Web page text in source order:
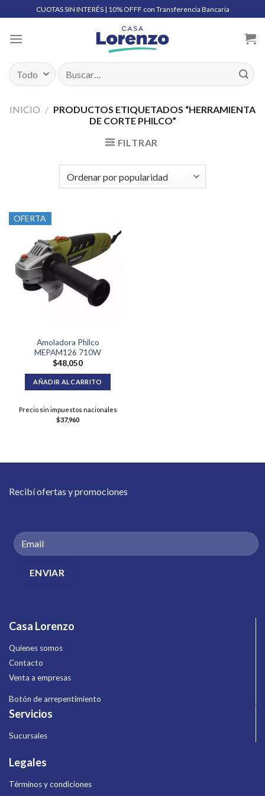
to
content
CUOTAS SIN INTERÉS | 10% OFFF con Transferencia Bancaria
Buscar
por:
INICIO / PRODUCTOS ETIQUETADOS “HERRAMIENTA
DE CORTE PHILCO”
FILTRAR
OFERTA
Amoladora Philco
MEPAM126 710W
$48,050
AÑADIR AL CARRITO
Precio sin impuestos nacionales
$37,960
Recibí ofertas y promociones
Casa Lorenzo
Quienes somos
Contacto
Venta a empresas
Botón de arrepentimiento
Servicios
Sucursales
Legales
Términos y condiciones